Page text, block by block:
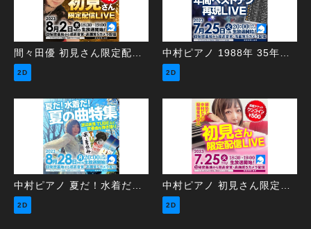
2D 2D
中村ピアノ 夏だ！水着だ！夏の曲特集
2D
中村ピアノ 初見さん限定配信LIVE
2D